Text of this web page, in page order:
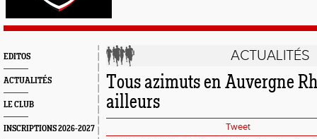
EDITOS
ACTUALITÉS
LE CLUB
INSCRIPTIONS 2026-2027
ACTUALITÉS
Tous azimuts en Auvergne
ailleurs
Tweet